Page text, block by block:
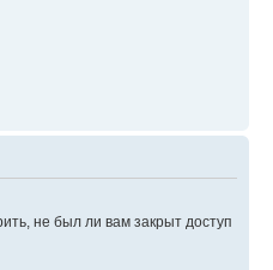
не был ли вам закрыт доступ